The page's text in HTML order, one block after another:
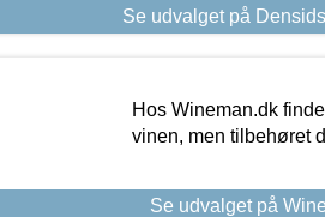
Se udvalget på
Hos Wineman.dk
vinen, men tilbehøret
Se udvalget på